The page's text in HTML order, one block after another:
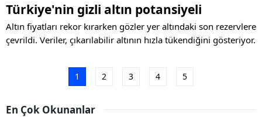
Türkiye'nin gizli altın potansiyeli
Altın fiyatları rekor kırarken gözler yer altındaki son rezervlere
çevrildi. Veriler, çıkarılabilir altının hızla tükendiğini gösteriyor.
1 2 3 4 5
En Çok Okunanlar